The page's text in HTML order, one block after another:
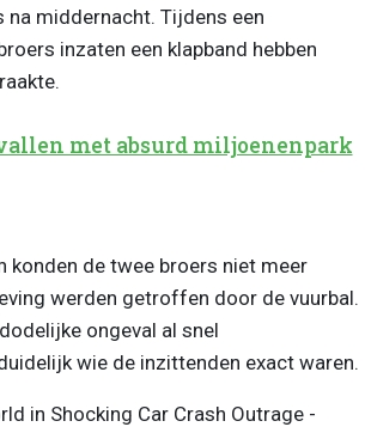
na middernacht. Tijdens een
inzaten een klapband hebben
met absurd miljoenenpark
konden de twee broers niet meer
werden getroffen door de vuurbal.
ongeval al snel
wie de inzittenden exact waren.
in Shocking Car Crash Outrage -